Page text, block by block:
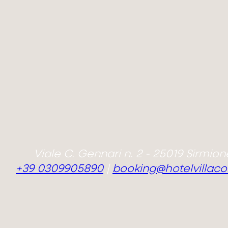
Viale C. Gennari n. 2 - 25019
+39 0309905890|